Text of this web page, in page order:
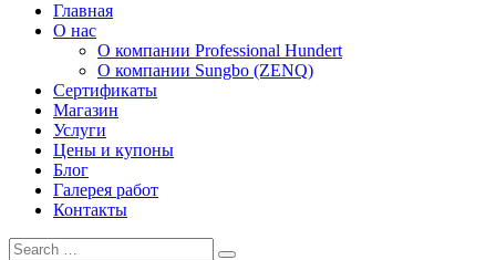
Главная
О нас
О компании Professional Hundert
О компании Sungbo (ZENQ)
Сертификаты
Магазин
Услуги
Цены и купоны
Блог
Галерея работ
Контакты